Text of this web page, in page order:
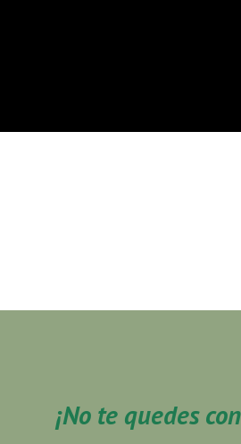
¡No te quedes